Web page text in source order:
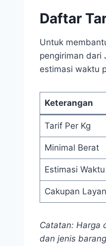
Daftar
Untuk
pengiriman dari
estimasi waktu
Keterangan
Tarif Per Kg
Minimal Berat
Estimasi Waktu
Cakupan
Catatan: Harga
dan jenis